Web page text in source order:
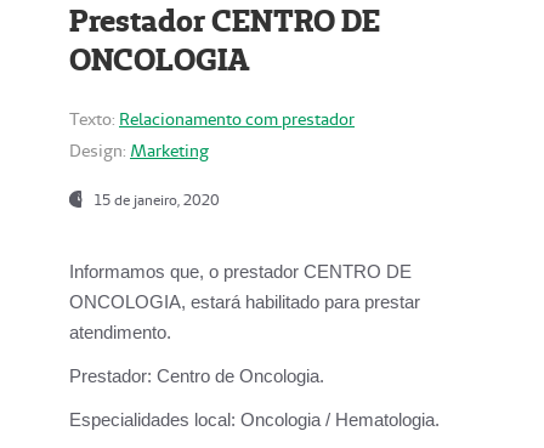
Prestador CENTRO DE
ONCOLOGIA
Texto: Relacionamento com prestador
Design: Marketing
15 de janeiro, 2020
Informamos que, o prestador CENTRO DE
ONCOLOGIA, estará habilitado para prestar
atendimento.
Prestador: Centro de Oncologia.
Especialidades local: Oncologia / Hematologia.